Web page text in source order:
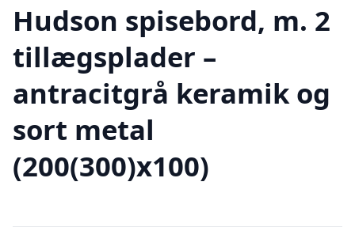
Hudson spisebord, m. 2
tillægsplader –
antracitgrå keramik og
sort metal
(200(300)x100)